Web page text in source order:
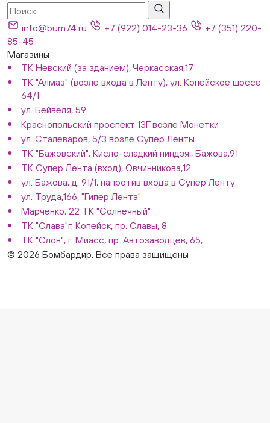
info@bum74.ru +7 (922) 014-23-36
+7 (351) 220-
85-45
Магазины
ТК Невский (за зданием), Черкасская,17
ТК "Алмаз" (возле входа в Ленту), ул. Копейское шоссе
64/1
ул. Бейвеля, 59
Краснопольский проспект 13Г возле Монетки
ул. Сталеваров, 5/3 возле Супер Ленты
ТК "Бажовский", Кисло-сладкий ниндзя,, Бажова,91
ТК Супер Лента (вход), Овчинникова,12
ул. Бажова, д. 91/1, напротив входа в Супер Ленту
ул. Труда,166, "Гипер Лента"
Марченко, 22 ТК "Солнечный"
ТК "Слава"г. Копейск, пр. Славы, 8
ТК "Слон", г. Миасс, пр. Автозаводцев, 65,
© 2026 Бомбардир, Все права защищены